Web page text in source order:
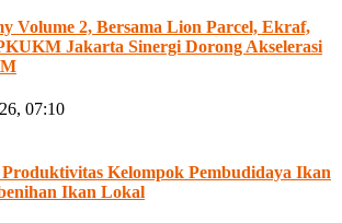
Volume 2, Bersama Lion Parcel, Ekraf,
Jakarta Sinergi Dorong Akselerasi
07:10
Kelompok Pembudidaya Ikan
Ikan Lokal